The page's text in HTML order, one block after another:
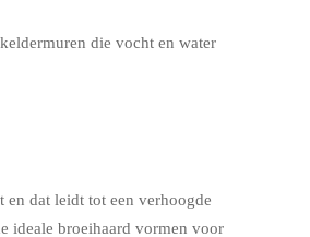
die vocht en water
dat leidt tot een verhoogde
ideale broeihaard vormen voor